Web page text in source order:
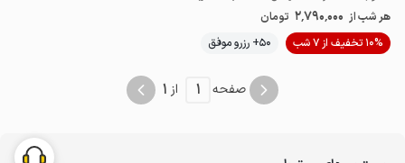
هر شب از 2٬790٬000 تومان
10% تخفیف از 7 شب
50+ رزرو موفق
صفحه 1 از 1